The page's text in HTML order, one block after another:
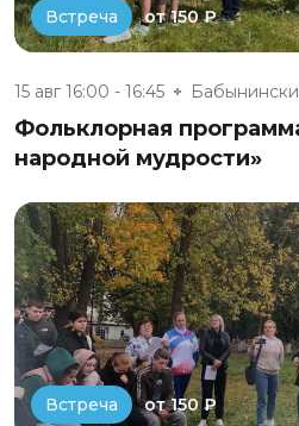
Встреча от 150 ₽
15 авг 16:00 - 16:45
Фольклорная
народной мудрости»
Встреча от 150 ₽